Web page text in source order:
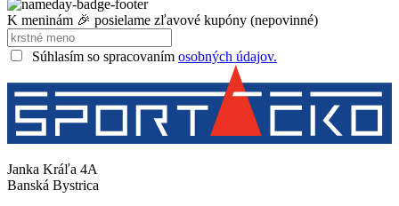
K meninám 🎉 posielame zľavové kupóny (nepovinné)
Súhlasím so spracovaním osobných údajov.
Janka Kráľa 4A
Banská Bystrica